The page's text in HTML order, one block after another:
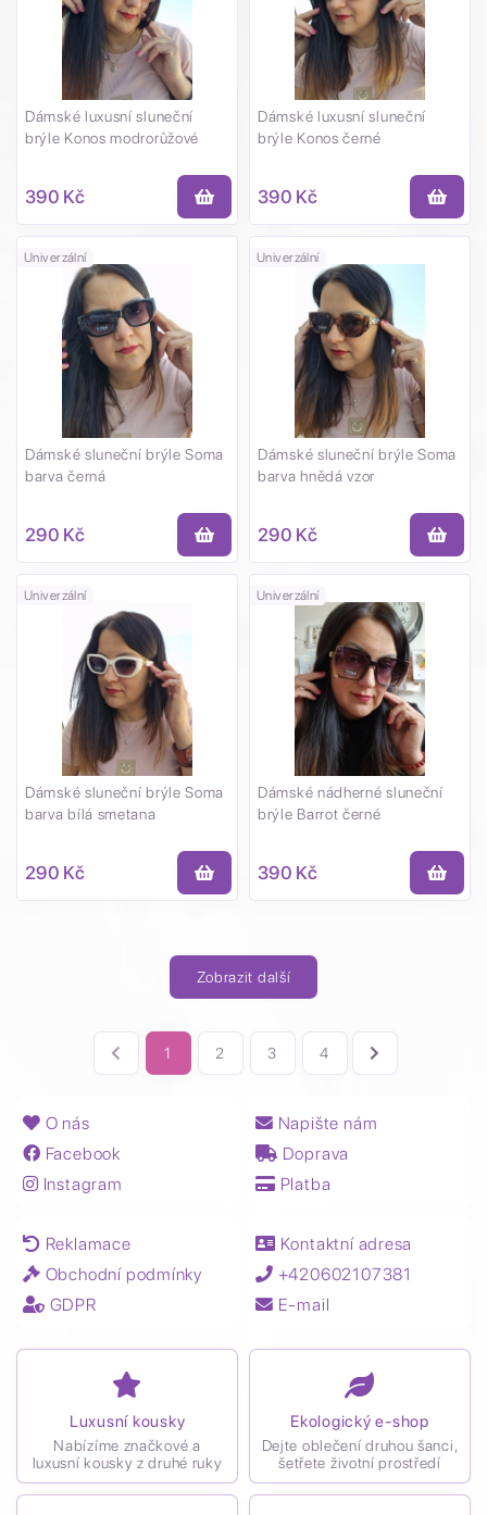
Dámské luxusní sluneční
brýle Konos modrorůžové
390 Kč
Dámské luxusní sluneční
brýle Konos černé
390 Kč
Univerzální
Dámské sluneční brýle Soma
barva černá
290 Kč
Univerzální
Dámské sluneční brýle Soma
barva hnědá vzor
290 Kč
Univerzální
Dámské sluneční brýle Soma
barva bílá smetana
290 Kč
Univerzální
Dámské nádherné sluneční
brýle Barrot černé
390 Kč
Zobrazit další
1 2 3 4
O nás
Facebook
Instagram
Napište nám
Doprava
Platba
Reklamace
Obchodní podmínky
GDPR
Kontaktní adresa
+420602107381
E-mail
Luxusní kousky
Nabízíme značkové a
luxusní kousky z druhé ruky
Ekologický e-shop
Dejte oblečení druhou šanci,
šetřete životní prostředí